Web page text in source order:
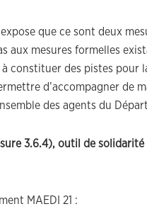
expose que ce sont deux
aux mesures formelles
constituer des pistes pour
d’accompagner de
des agents du
3.6.4), outil de solidarité
MAEDI 21 :